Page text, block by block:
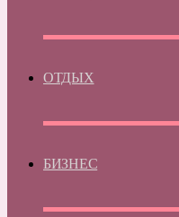
ОТДЫХ
БИЗНЕС